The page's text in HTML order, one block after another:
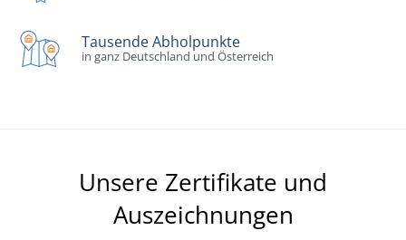
Tausende Abholpunkte
in ganz Deutschland und Österreich
Unsere Zertifikate und
Auszeichnungen